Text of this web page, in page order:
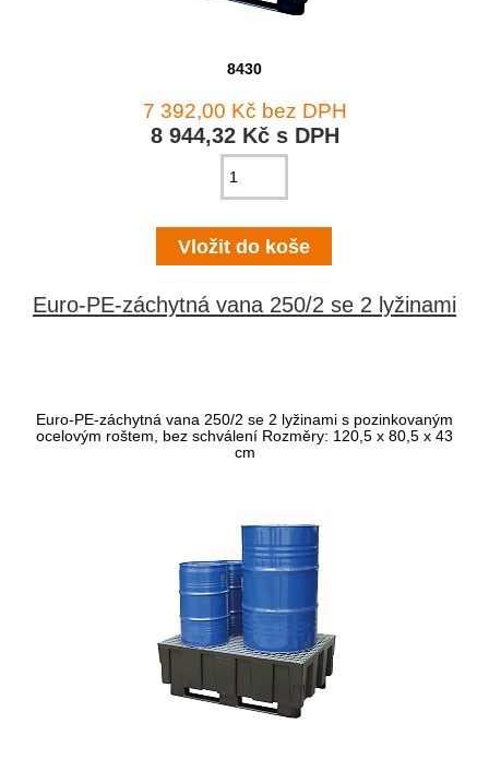
8430
7 392,00 Kč bez DPH
8 944,32 Kč s DPH
Euro-PE-záchytná vana 250/2 se 2 lyžinami
Euro-PE-záchytná vana 250/2 se 2 lyžinami s pozinkovaným
ocelovým roštem, bez schválení Rozměry: 120,5 x 80,5 x 43
cm